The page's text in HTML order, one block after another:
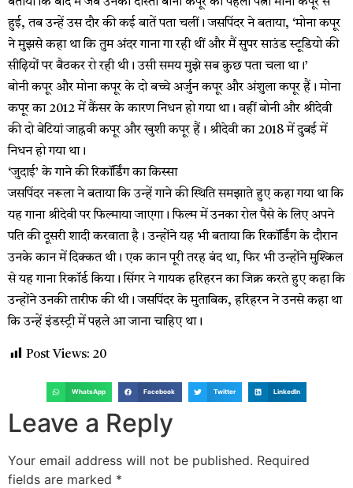
हुई, तब उन्हें उस दौर की कई बातें पता चलीं। जसपिंदर ने बताया, ‘मोना कपूर
ने मुझसे कहा था कि तुम अंदर गाना गा रही थीं और मैं सुपर साउंड स्टूडियो की
सीढ़ियों पर बैठकर रो रही थी। उसी समय मुझे सब कुछ पता चला था।’
बोनी कपूर और मोना कपूर के दो बच्चे अर्जुन कपूर और अंशुला कपूर हैं। मोना
कपूर का 2012 में कैंसर के कारण निधन हो गया था। वहीं बोनी और श्रीदेवी
की दो बेटियां जाह्नवी कपूर और खुशी कपूर हैं। श्रीदेवी का 2018 में दुबई में
निधन हो गया था।
‘जुदाई’ के गाने की रिकॉर्डिंग का किस्सा
जसपिंदर नरूला ने बताया कि उन्हें गाने की स्थिति समझाते हुए कहा गया था कि
यह गाना श्रीदेवी पर फिल्माया जाएगा। फिल्म में उनका रोल पैसे के लिए अपने
पति की दूसरी शादी करवाता है। उन्होंने यह भी बताया कि रिकॉर्डिंग के दौरान
उनके कान में दिक्कत थी। एक कान पूरी तरह बंद था, फिर भी उन्होंने मुश्किल
से यह गाना रिकॉर्ड किया। सिंगर ने गायक हरिहरन का जिक्र करते हुए कहा कि
उन्होंने उनकी तारीफ की थी। जसपिंदर के मुताबिक, हरिहरन ने उनसे कहा था
कि उन्हें इंडस्ट्री में पहले आ जाना चाहिए था।
Post Views: 20
WhatsApp Facebook Twitter LinkedIn
Leave a Reply
Your email address will not be published. Required
fields are marked *